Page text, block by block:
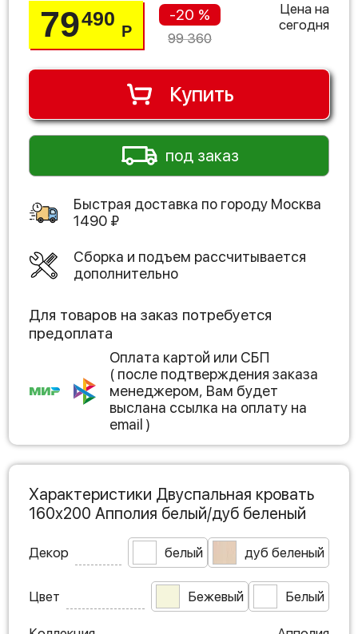
79490
Р
-20 %
99 360
Цена на
сегодня
Купить
под заказ
Быстрая доставка по городу Москва
1490 ₽
Сборка и подъем рассчитывается
дополнительно
Для товаров на заказ потребуется
предоплата
Оплата картой или СБП
( после подтверждения заказа
менеджером, Вам будет
выслана ссылка на оплату на
email )
Характеристики Двуспальная кровать
160х200 Апполия белый/дуб беленый
Декор белый дуб беленый
Цвет Бежевый Белый